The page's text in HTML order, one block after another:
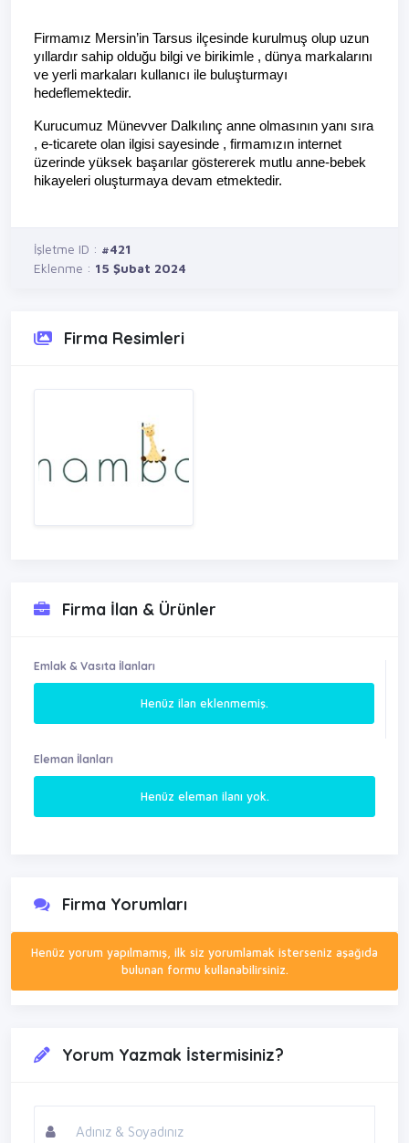
Firmamız Mersin’in Tarsus ilçesinde kurulmuş olup uzun
yıllardır sahip olduğu bilgi ve birikimle , dünya markalarını
ve yerli markaları kullanıcı ile buluşturmayı
hedeflemektedir.
Kurucumuz Münevver Dalkılınç anne olmasının yanı sıra
, e-ticarete olan ilgisi sayesinde , firmamızın internet
üzerinde yüksek başarılar göstererek mutlu anne-bebek
hikayeleri oluşturmaya devam etmektedir.
İşletme ID : #421
Eklenme : 15 Şubat 2024
Firma Resimleri
Firma İlan & Ürünler
Emlak & Vasıta İlanları
Henüz ilan eklenmemiş.
Eleman İlanları
Henüz eleman ilanı yok.
Firma Yorumları
Henüz yorum yapılmamış, ilk siz yorumlamak isterseniz aşağıda
bulunan formu kullanabilirsiniz.
Yorum Yazmak İstermisiniz?